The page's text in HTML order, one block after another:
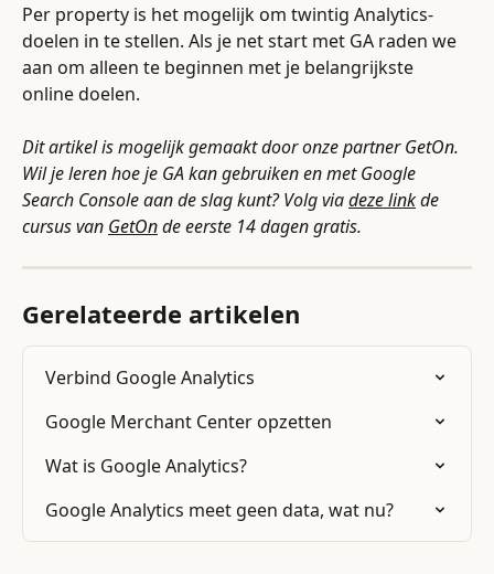
Per property is het mogelijk om twintig Analytics-
doelen in te stellen. Als je net start met GA raden we
aan om alleen te beginnen met je belangrijkste
online doelen.
Dit artikel is mogelijk gemaakt door onze partner GetOn.
Wil je leren hoe je GA kan gebruiken en met Google
Search Console aan de slag kunt? Volg via deze link de
cursus van GetOn de eerste 14 dagen gratis.
Gerelateerde artikelen
Verbind Google Analytics
Google Merchant Center opzetten
Wat is Google Analytics?
Google Analytics meet geen data, wat nu?